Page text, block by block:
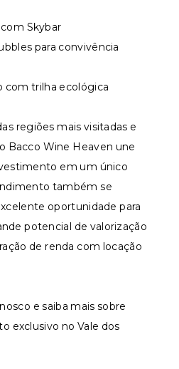
com Skybar
para convivência
com trilha ecológica
regiões mais visitadas e
Bacco Wine Heaven une
em um único
também se
oportunidade para
potencial de valorização
de renda com locação
e saiba mais sobre
exclusivo no Vale dos